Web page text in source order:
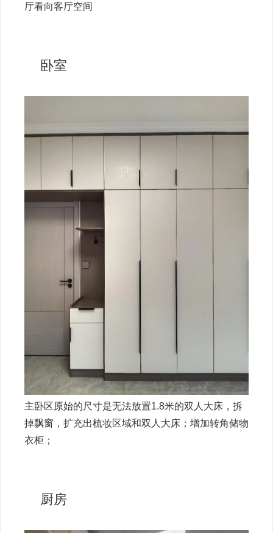
厅看向客厅空间
卧室
主卧区原始的尺寸是无法放置1.8米的双人大床，拆
掉飘窗，扩充出梳妆区域和双人大床；增加转角储物
衣柜；
厨房